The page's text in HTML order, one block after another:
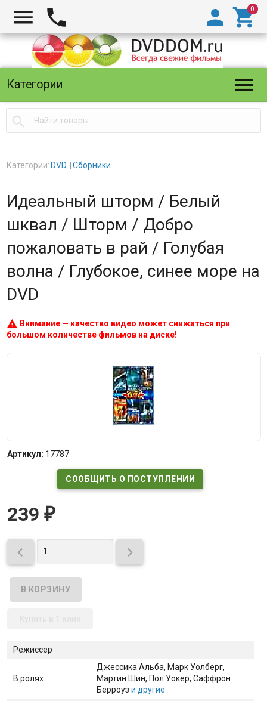
  

Категории 

Категории: DVD Сборники
Идеальный шторм / Белый
шквал / Шторм / Добро
пожаловать в рай / Голубая
волна / Глубокое, синее море на
DVD
warning Внимание — качество видео может снижаться при
большом количестве фильмов на диске!
Артикул: 17787
СООБЩИТЬ О ПОСТУПЛЕНИИ
239 ₽
 
Режиссер
В ролях
Джессика Альба, Марк Уолберг,
Мартин Шин, Пол Уокер, Саффрон
Берроуз и другие